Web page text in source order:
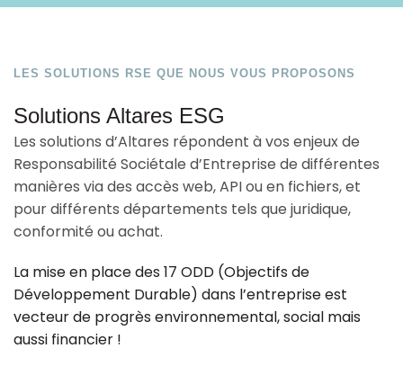
LES SOLUTIONS RSE QUE NOUS VOUS PROPOSONS
Solutions Altares ESG
Les solutions d’Altares répondent à vos enjeux de
Responsabilité Sociétale d’Entreprise de différentes
manières via des accès web, API ou en fichiers, et
pour différents départements tels que juridique,
conformité ou achat.
La mise en place des 17 ODD (Objectifs de
Développement Durable) dans l’entreprise est
vecteur de progrès environnemental, social mais
aussi financier !